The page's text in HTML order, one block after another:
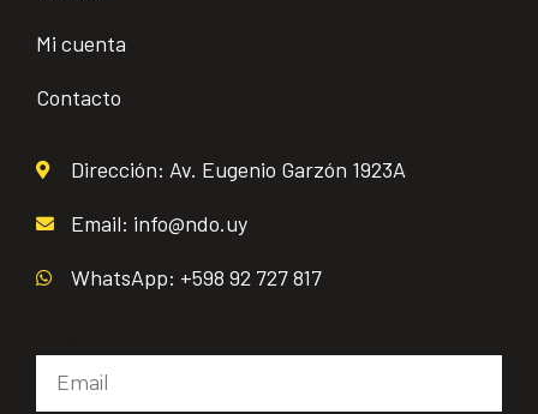
Mi cuenta
Contacto
Dirección: Av. Eugenio Garzón 1923A
Email: info@ndo.uy
WhatsApp: +598 92 727 817